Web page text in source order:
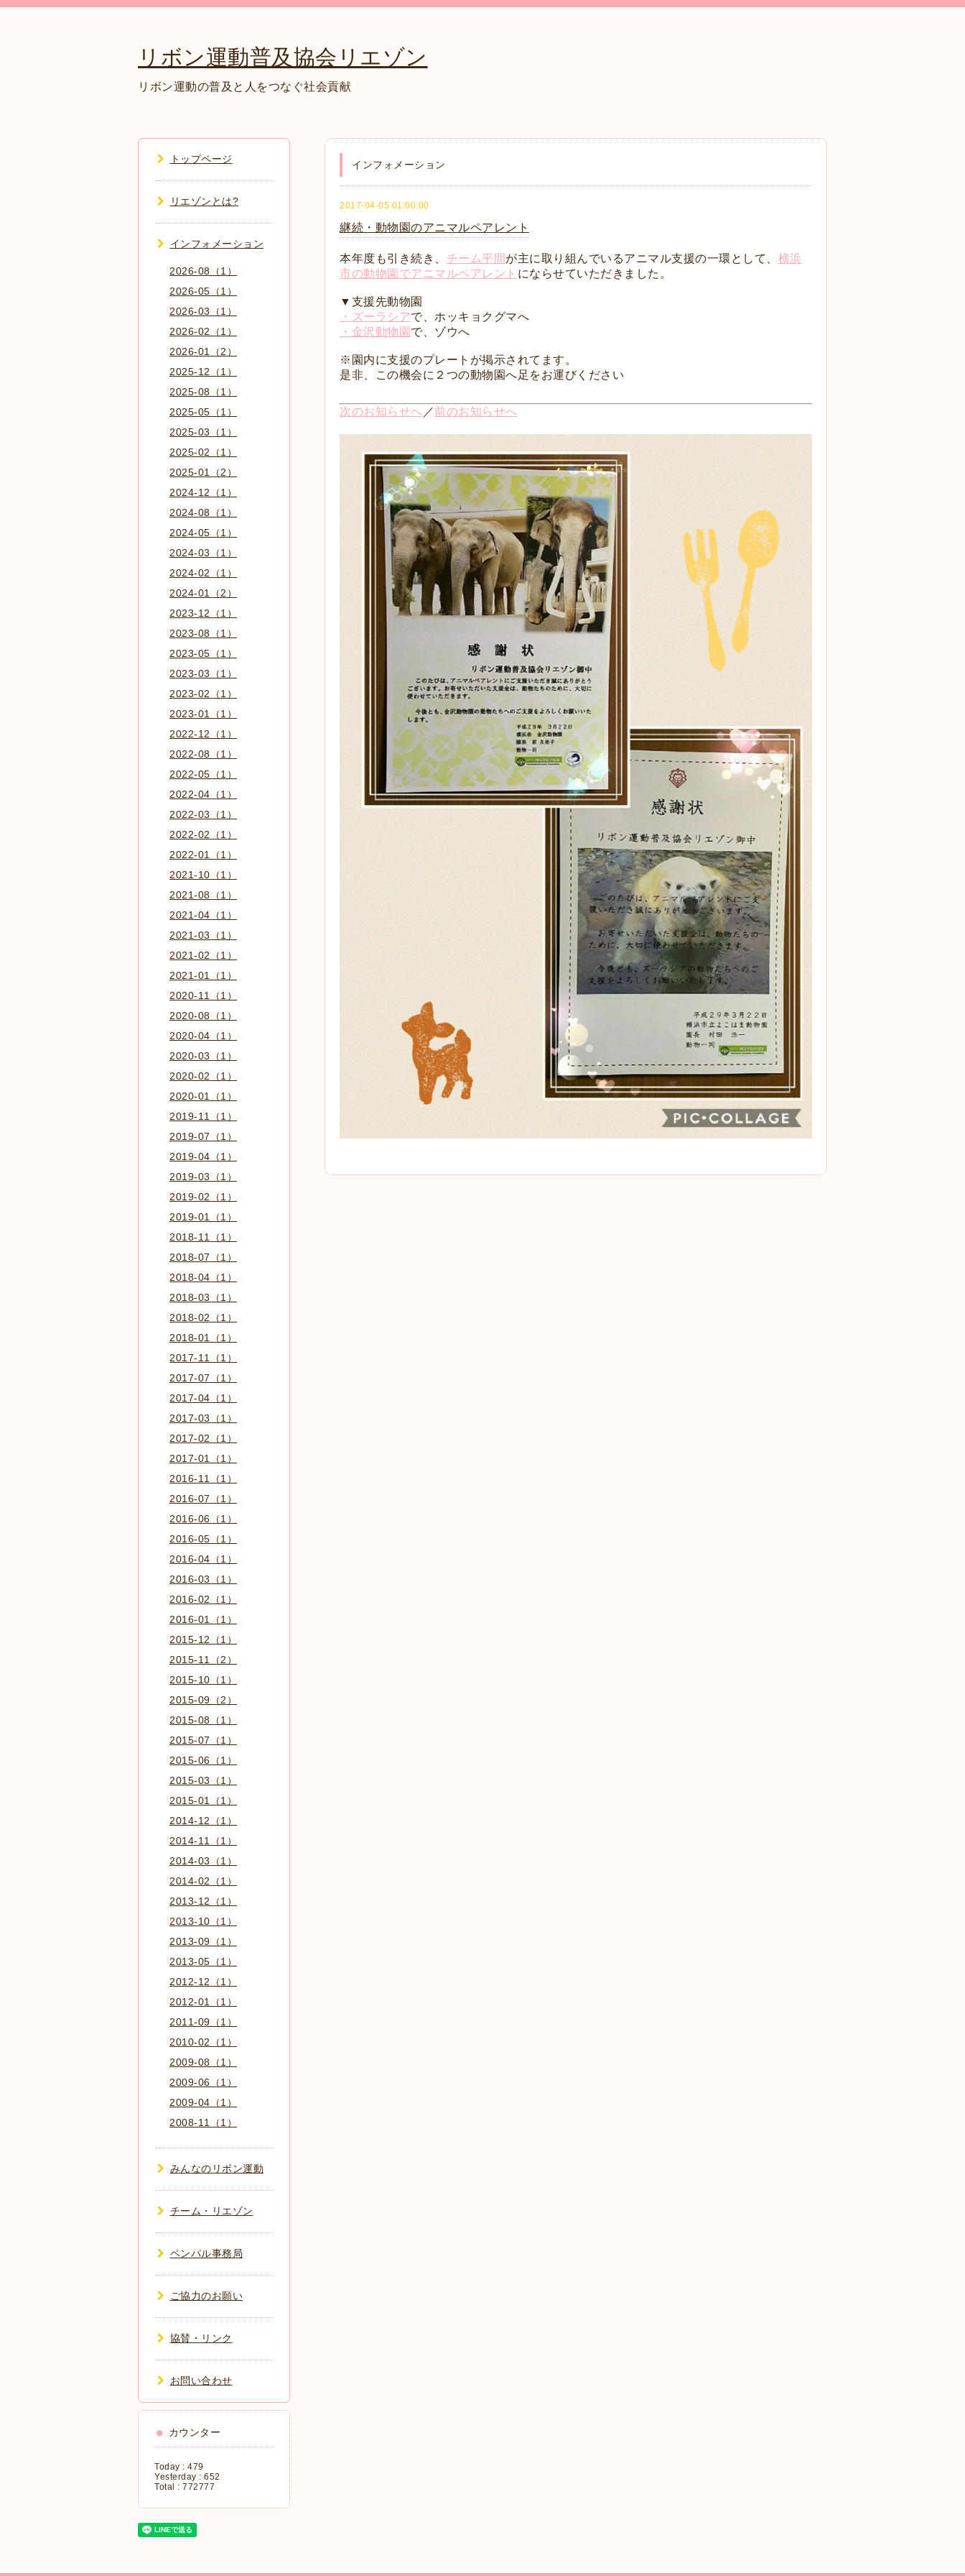
リボン運動普及協会リエゾン
リボン運動の普及と人をつなぐ社会貢献
インフォメーション
2017-04-05 01:00:00
継続・動物園のアニマルペアレント
本年度も引き続き、 チーム平間が主に取り組んでいるアニマル支援の一環として、 横浜
市の動物園でアニマルペアレント にならせていただきました。
▼支援先動物園
・ズーラシアで、ホッキョクグマへ
・金沢動物園 で、ゾウへ
※園内に支援のプレートが掲示されてます。
是非、この機会に２つの動物園へ足をお運びください
次のお知らせへ ／前のお知らせへ
トップページ
リエゾンとは?
インフォメーション
2026-08（1）
2026-05（1）
2026-03（1）
2026-02（1）
2026-01（2）
2025-12（1）
2025-08（1）
2025-05（1）
2025-03（1）
2025-02（1）
2025-01（2）
2024-12（1）
2024-08（1）
2024-05（1）
2024-03（1）
2024-02（1）
2024-01（2）
2023-12（1）
2023-08（1）
2023-05（1）
2023-03（1）
2023-02（1）
2023-01（1）
2022-12（1）
2022-08（1）
2022-05（1）
2022-04（1）
2022-03（1）
2022-02（1）
2022-01（1）
2021-10（1）
2021-08（1）
2021-04（1）
2021-03（1）
2021-02（1）
2021-01（1）
2020-11（1）
2020-08（1）
2020-04（1）
2020-03（1）
2020-02（1）
2020-01（1）
2019-11（1）
2019-07（1）
2019-04（1）
2019-03（1）
2019-02（1）
2019-01（1）
2018-11（1）
2018-07（1）
2018-04（1）
2018-03（1）
2018-02（1）
2018-01（1）
2017-11（1）
2017-07（1）
2017-04（1）
2017-03（1）
2017-02（1）
2017-01（1）
2016-11（1）
2016-07（1）
2016-06（1）
2016-05（1）
2016-04（1）
2016-03（1）
2016-02（1）
2016-01（1）
2015-12（1）
2015-11（2）
2015-10（1）
2015-09（2）
2015-08（1）
2015-07（1）
2015-06（1）
2015-03（1）
2015-01（1）
2014-12（1）
2014-11（1）
2014-03（1）
2014-02（1）
2013-12（1）
2013-10（1）
2013-09（1）
2013-05（1）
2012-12（1）
2012-01（1）
2011-09（1）
2010-02（1）
2009-08（1）
2009-06（1）
2009-04（1）
2008-11（1）
みんなのリボン運動
チーム・リエゾン
ペンパル事務局
ご協力のお願い
協賛・リンク
お問い合わせ
カウンター
Today : 479
Yesterday : 652
Total : 772777